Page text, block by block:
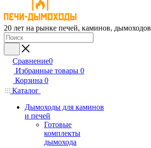
20 лет на рынке печей, каминов, дымоходов
Сравнение0
Избранные товары 0
Корзина 0
Каталог
Дымоходы для каминов
и печей
Готовые
комплекты
дымохода